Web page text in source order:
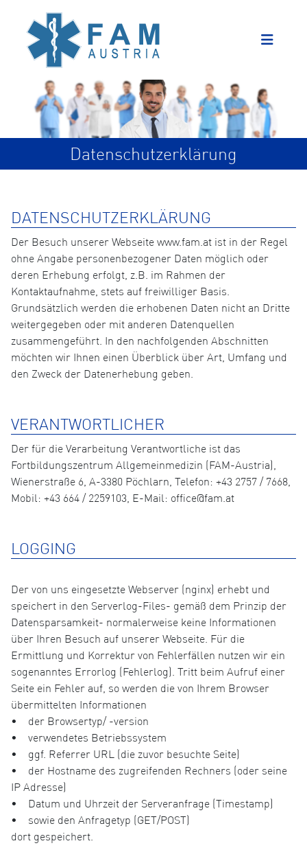
Datenschutzerklärung
DATENSCHUTZERKLÄRUNG
Der Besuch unserer Webseite www.fam.at ist in der Regel
ohne Angabe personenbezogener Daten möglich oder
deren Erhebung erfolgt, z.B. im Rahmen der
Kontaktaufnahme, stets auf freiwilliger Basis.
Grundsätzlich werden die erhobenen Daten nicht an Dritte
weitergegeben oder mit anderen Datenquellen
zusammengeführt. In den nachfolgenden Abschnitten
möchten wir Ihnen einen Überblick über Art, Umfang und
den Zweck der Datenerhebung geben.
VERANTWORTLICHER
Der für die Verarbeitung Verantwortliche ist das
Fortbildungszentrum Allgemeinmedizin (FAM-Austria),
Wienerstraße 6, A-3380 Pöchlarn, Telefon: +43 2757 / 7668,
Mobil: +43 664 / 2259103, E-Mail: office@fam.at
LOGGING
Der von uns eingesetzte Webserver (nginx) erhebt und
speichert in den Serverlog-Files- gemäß dem Prinzip der
Datensparsamkeit- normalerweise keine Informationen
über Ihren Besuch auf unserer Webseite. Für die
Ermittlung und Korrektur von Fehlerfällen nutzen wir ein
sogenanntes Errorlog (Fehlerlog). Tritt beim Aufruf einer
Seite ein Fehler auf, so werden die von Ihrem Browser
übermittelten Informationen
• der Browsertyp/ -version
• verwendetes Betriebssystem
• ggf. Referrer URL (die zuvor besuchte Seite)
• der Hostname des zugreifenden Rechners (oder seine
IP Adresse)
• Datum und Uhrzeit der Serveranfrage (Timestamp)
• sowie den Anfragetyp (GET/POST)
dort gespeichert.